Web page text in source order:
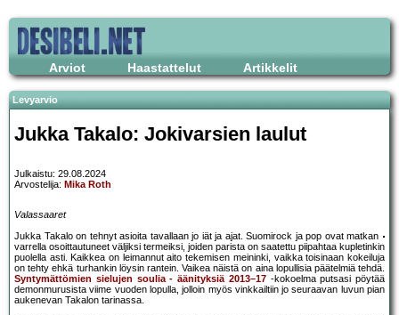
Arviot Haastattelut Artikkelit
Levyarvio
Jukka Takalo: Jokivarsien laulut
Julkaistu: 29.08.2024
Arvostelija: Mika Roth
Valassaaret
Jukka Takalo on tehnyt asioita tavallaan jo iät ja ajat. Suomirock ja pop ovat matkan
varrella osoittautuneet väljiksi termeiksi, joiden parista on saatettu piipahtaa kupletinkin
puolella asti. Kaikkea on leimannut aito tekemisen meininki, vaikka toisinaan kokeiluja
on tehty ehkä turhankin löysin rantein. Vaikea näistä on aina lopullisia päätelmiä tehdä.
Syntymättömien sielujen soulia - äänityksiä 2013–17-kokoelma putsasi pöytää
demonmurusista viime vuoden lopulla, jolloin myös vinkkailtiin jo seuraavan luvun pian
aukenevan Takalon tarinassa.